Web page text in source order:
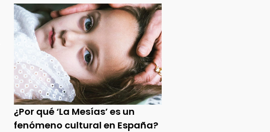
¿Por qué ‘La Mesías’ es un
fenómeno cultural en España?